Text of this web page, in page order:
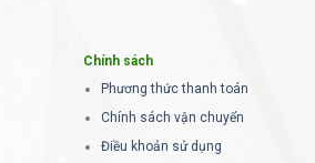
Chính sách
Phương thức thanh toán
Chính sách vận chuyển
Điều khoản sử dụng